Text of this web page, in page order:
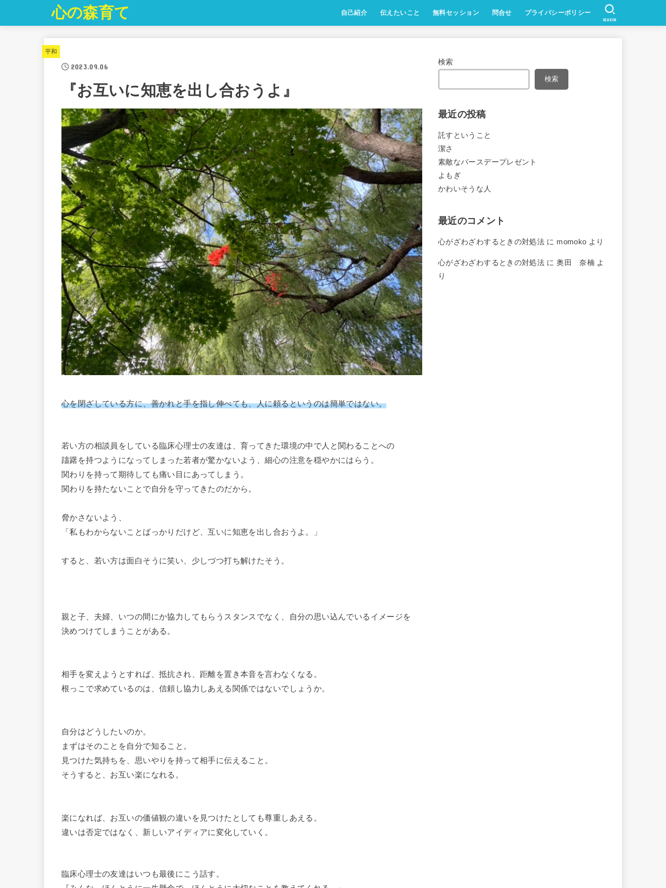
心の森育て 自己紹介 伝えたいこと 無料セッション 問合せ プライバシーポリシー
SEARCH
平和
2023.09.06
『お互いに知恵を出し合おうよ』
心を閉ざしている方に、善かれと手を指し伸べても、人に頼るというのは簡単ではない。
若い方の相談員をしている臨床心理士の友達は、育ってきた環境の中で人と関わることへの
躊躇を持つようになってしまった若者が驚かないよう、細心の注意を穏やかにはらう。
関わりを持って期待しても痛い目にあってしまう。
関わりを持たないことで自分を守ってきたのだから。
脅かさないよう、
「私もわからないことばっかりだけど、互いに知恵を出し合おうよ。」
すると、若い方は面白そうに笑い、少しづつ打ち解けたそう。
親と子、夫婦、いつの間にか協力してもらうスタンスでなく、自分の思い込んでいるイメージを
決めつけてしまうことがある。
相手を変えようとすれば、抵抗され、距離を置き本音を言わなくなる。
根っこで求めているのは、信頼し協力しあえる関係ではないでしょうか。
自分はどうしたいのか。
まずはそのことを自分で知ること。
見つけた気持ちを、思いやりを持って相手に伝えること。
そうすると、お互い楽になれる。
楽になれば、お互いの価値観の違いを見つけたとしても尊重しあえる。
違いは否定ではなく、新しいアイディアに変化していく。
臨床心理士の友達はいつも最後にこう話す。
検索
検索
最近の投稿
託すということ
潔さ
素敵なバースデープレゼント
よもぎ
かわいそうな人
最近のコメント
心がざわざわするときの対処法 に momoko より
心がざわざわするときの対処法 に奥田 奈楠 よ
り